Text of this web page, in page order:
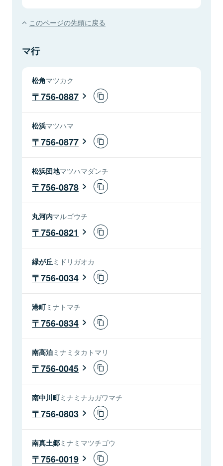
このページの先頭に戻る
マ行
松角マツカク
756-0887
松浜マツハマ
756-0877
松浜団地マツハマダンチ
756-0878
丸河内マルゴウチ
756-0821
緑が丘 ミドリガオカ
756-0034
港町ミナトマチ
756-0834
南高泊ミナミタカトマリ
756-0045
南中川町ミナミナカガワマチ
756-0803
南真土郷ミナミマツチゴウ
756-0019